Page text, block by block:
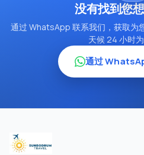
没有找到您
通过 WhatsApp 联系我们，获取为
天候 24 小时为
通过